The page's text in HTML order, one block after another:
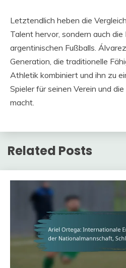
Letztendlich heben die
Talent hervor, sondern auch die
argentinischen Fußballs.
Generation, die traditionelle
Athletik kombiniert und ihn zu
Spieler für seinen Verein und
macht.
Related Posts